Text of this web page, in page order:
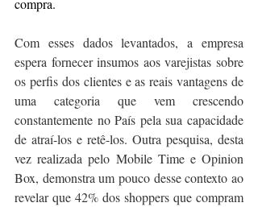
compra.
Com esses dados levantados, a empresa
espera fornecer insumos aos varejistas sobre
os perfis dos clientes e as reais vantagens de
uma categoria que vem crescendo
constantemente no País pela sua capacidade
de atraí-los e retê-los. Outra pesquisa, desta
vez realizada pelo Mobile Time e Opinion
Box, demonstra um pouco desse contexto ao
revelar que 42% dos shoppers que compram